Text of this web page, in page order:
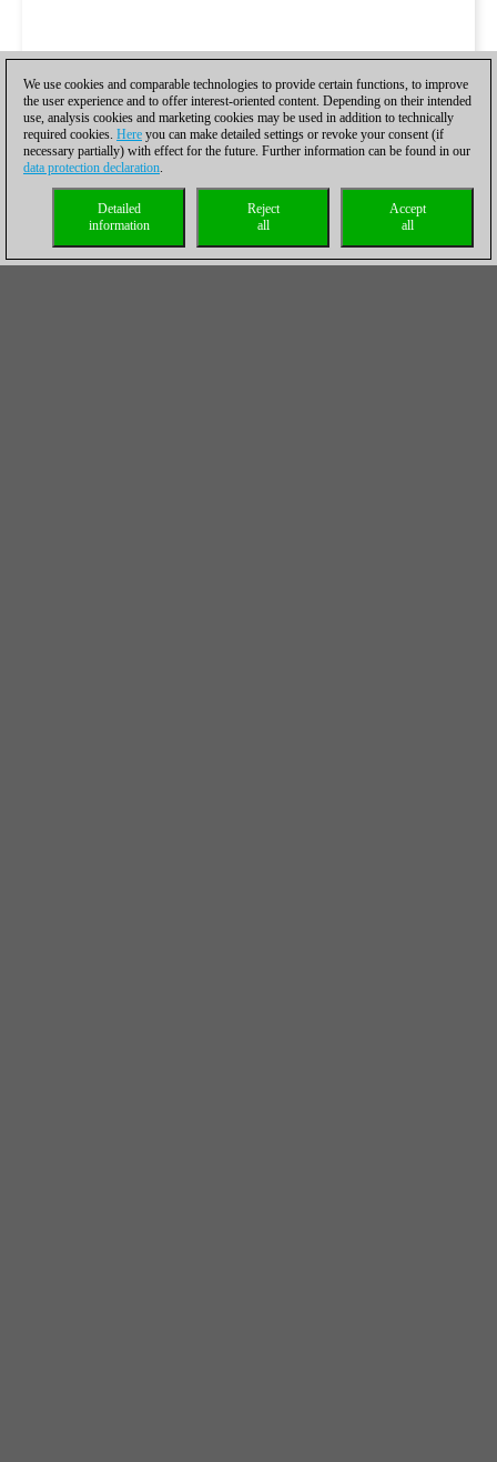
We use cookies and comparable technologies to provide certain functions, to improve
the user experience and to offer interest-oriented content. Depending on their intended
use, analysis cookies and marketing cookies may be used in addition to technically
required cookies. Here you can make detailed settings or revoke your consent (if
necessary partially) with effect for the future. Further information can be found in our
data protection declaration.
Accept
all
Reject
all
Detailed
information